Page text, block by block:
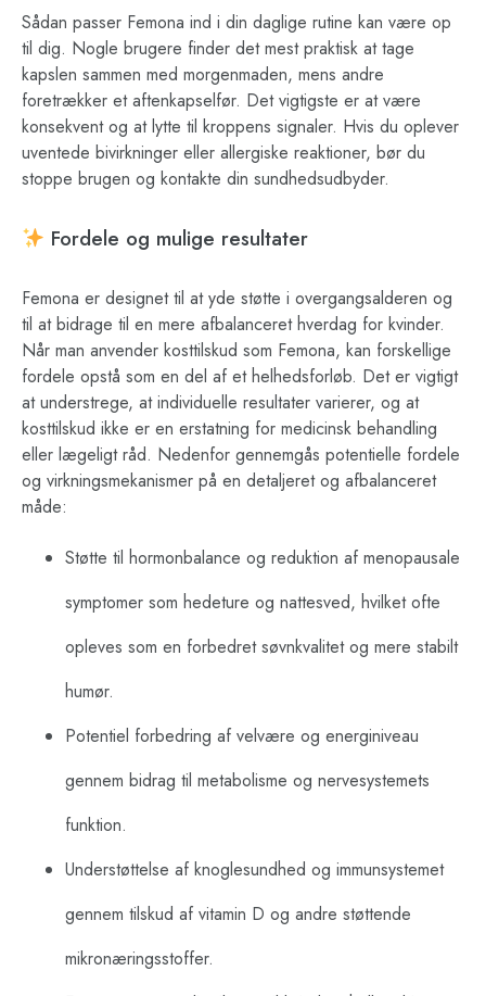
Sådan passer Femona ind i din daglige rutine kan være op
til dig. Nogle brugere finder det mest praktisk at tage
kapslen sammen med morgenmaden, mens andre
foretrækker et aftenkapselfør. Det vigtigste er at være
konsekvent og at lytte til kroppens signaler. Hvis du oplever
uventede bivirkninger eller allergiske reaktioner, bør du
stoppe brugen og kontakte din sundhedsudbyder.
Fordele og mulige resultater
Femona er designet til at yde støtte i overgangsalderen og
til at bidrage til en mere afbalanceret hverdag for kvinder.
Når man anvender kosttilskud som Femona, kan forskellige
fordele opstå som en del af et helhedsforløb. Det er vigtigt
at understrege, at individuelle resultater varierer, og at
kosttilskud ikke er en erstatning for medicinsk behandling
eller lægeligt råd. Nedenfor gennemgås potentielle fordele
og virkningsmekanismer på en detaljeret og afbalanceret
måde:
Støtte til hormonbalance og reduktion af menopausale
symptomer som hedeture og nattesved, hvilket ofte
opleves som en forbedret søvnkvalitet og mere stabilt
humør.
Potentiel forbedring af velvære og energiniveau
gennem bidrag til metabolisme og nervesystemets
funktion.
Understøttelse af knoglesundhed og immunsystemet
gennem tilskud af vitamin D og andre støttende
mikronæringsstoffer.